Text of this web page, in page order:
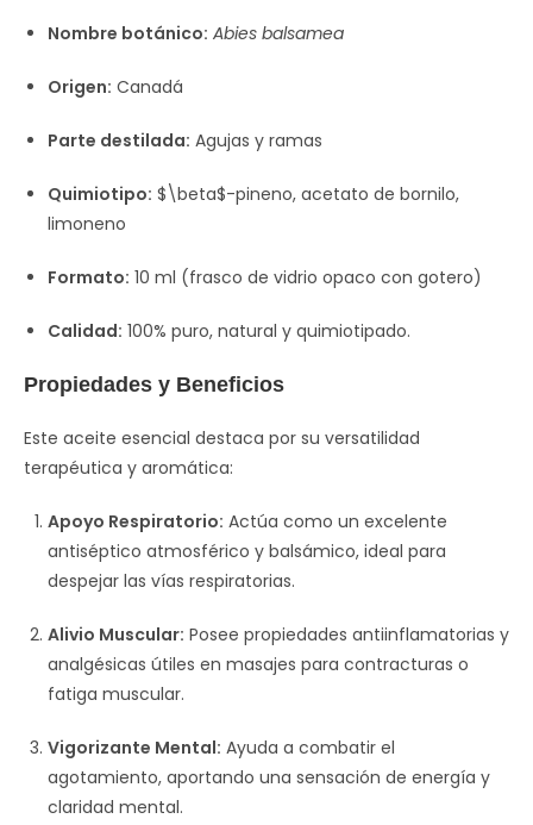
m
Nombre botánico: Abies balsamea
Origen: Canadá
Parte destilada: Agujas y ramas
Quimiotipo: $\beta$-pineno, acetato de bornilo,
limoneno
Formato: 10 ml (frasco de vidrio opaco con gotero)
Calidad: 100% puro, natural y quimiotipado.
Propiedades y Beneficios
Este aceite esencial destaca por su versatilidad
terapéutica y aromática:
Apoyo Respiratorio: Actúa como un excelente
antiséptico atmosférico y balsámico, ideal para
despejar las vías respiratorias.
Alivio Muscular: Posee propiedades antiinflamatorias y
analgésicas útiles en masajes para contracturas o
fatiga muscular.
Vigorizante Mental: Ayuda a combatir el
agotamiento, aportando una sensación de energía y
claridad mental.